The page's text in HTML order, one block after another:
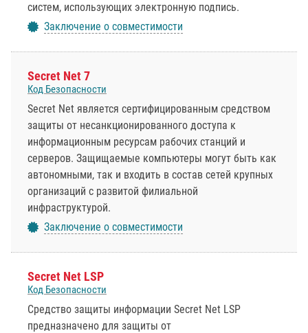
систем, использующих электронную подпись.
Заключение о совместимости
Secret Net 7
Код Безопасности
Secret Net является сертифицированным средством
защиты от несанкционированного доступа к
информационным ресурсам рабочих станций и
серверов. Защищаемые компьютеры могут быть как
автономными, так и входить в состав сетей крупных
организаций с развитой филиальной
инфраструктурой.
Заключение о совместимости
Secret Net LSP
Код Безопасности
Средство защиты информации Secret Net LSP
предназначено для защиты от